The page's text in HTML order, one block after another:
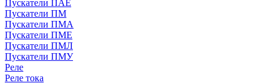
Пускатели ПАЕ
Пускатели ПМ
Пускатели ПМА
Пускатели ПМЕ
Пускатели ПМЛ
Пускатели ПМУ
Реле
Реле тока